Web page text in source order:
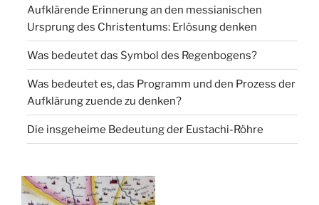
Aufklärende Erinnerung an den messianischen
Ursprung des Christentums: Erlösung denken
Was bedeutet das Symbol des Regenbogens?
Was bedeutet es, das Programm und den Prozess der
Aufklärung zuende zu denken?
Die insgeheime Bedeutung der Eustachi-Röhre